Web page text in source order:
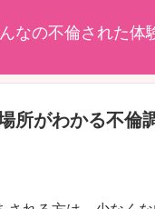
なの不倫された体
所がわかる不倫